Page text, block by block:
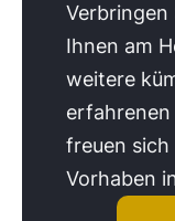
Verbringen
Ihnen am
weitere
freuen sich
Vorhaben